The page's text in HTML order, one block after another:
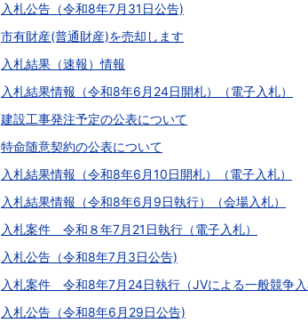
入札公告（令和8年7月31日公告)
市有財産(普通財産)を売却します
入札結果（速報）情報
入札結果情報（令和8年6月24日開札）（電子入札）
建設工事発注予定の公表について
特命随意契約の公表について
入札結果情報（令和8年6月10日開札）（電子入札）
入札結果情報（令和8年6月9日執行）（会場入札）
入札案件 令和８年7月21日執行（電子入札）
入札公告（令和8年7月3日公告)
入札案件 令和8年7月24日執行（JVによる一般競争入
入札公告（令和8年6月29日公告)